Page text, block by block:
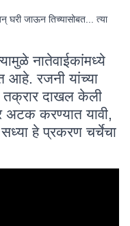
घरी जाऊन तिच्यासोबत... त्या
नातेवाईकांमध्ये
आहे. रजनी यांच्या
तक्रार दाखल केली
करण्यात यावी,
हे प्रकरण चर्चेचा